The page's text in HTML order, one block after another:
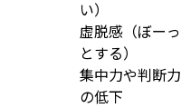
い）
虚脱感（ぼーっ
とする）
集中力や判断力
の低下